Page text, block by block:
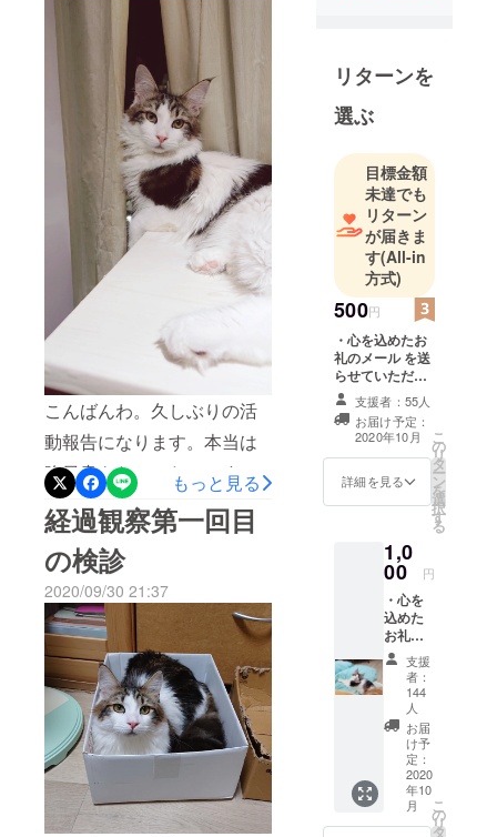
からスタンバイさせていま
した笑キャリーケースに入
れるのに苦労しましたが何
とか入ってもらい電車を乗
り継いで病院まで片道1時
間。5キロを背負っての道の
りは意外とキツイ(´-﹏-`；)
しかし高速使って片道7時間
とかの方もいるので、本当
に尊敬します。私達は近く
にあって幸運でした(╥﹏╥)
協力病院は珍しく空いてい
て待合室独占でした！採血
疲れたね…笑体重が5,370グ
ラムになってました！先生
も「また体重増えました
ね」と苦笑いw最近よく食べ
るのです(◍•ᴗ•◍)Ａ/Ｇ比は
0.85と問題なし！再発の兆
候もなく、無事に寛解とな
りました！！よく頑張った
ね…(｡•́︿•̀｡)思わず泣きそう
になってしまいました。長
かったような短ったような
道のりでした。今後、再発
するか、それとも完治する
かは誰にも分かりません。
こんばんわ。久しぶりの活
動報告になります。本当は
昨日書きたかったのですが
時間がなくて今日の報告と
なり申し訳ありません!!
◯10/14経過観察に入って二
回目の検診になります。食
欲不振になったり、微熱
だったり、心配になる2週間
だったので今回の検診が心
配でした…。結果としては
「良好」というお言葉を頂
くことが出来ました
(*^^*)A/G比は0.82でした！
もっと見る
経過観察第一回目
の検診
2020/09/30 21:37
リターンを
選ぶ
目標金額
未達でも
リターン
が届きま
す(All-in
方式)
500円
・心を込めたお
礼のメール を送
らせていただき
ます。支援者：55人
お届け予定：
2020年10月
詳細を見る
こ
の
リ
タ
ー
ン
を
選
択
す
る
1,0
00 円
・心を
込めた
お礼の
メール
・陽向
の写真1
枚（画
像はラ
ンダ
ム） を
送らせ
ていた
だきま
す。
支援
者：
144
人
お届
け予
定：
2020
年10
月
こ
の
リ
タ